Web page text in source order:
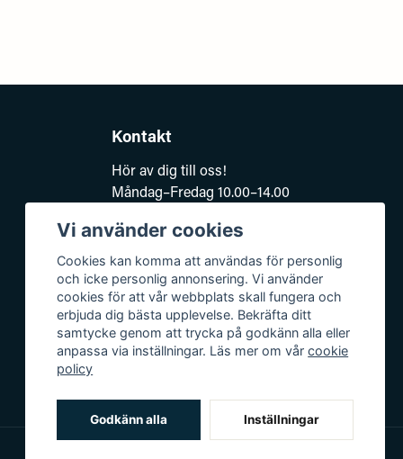
Kontakt
Hör av dig till oss!
Måndag–Fredag 10.00–14.00
kundsupport@baddkompaniet.se
Telefon:044-813 00
Org.nr 5594278177
Björkhagavägen 11
28832 Vinslöv
Vi använder cookies
Cookies kan komma att användas för personlig
och icke personlig annonsering. Vi använder
cookies för att vår webbplats skall fungera och
erbjuda dig bästa upplevelse. Bekräfta ditt
samtycke genom att trycka på godkänn alla eller
anpassa via inställningar. Läs mer om vårcookie
policy
Godkänn alla Inställningar